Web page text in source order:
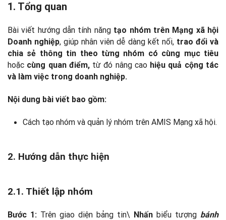
1. Tổng quan
Bài viết hướng dẫn tính năng tạo nhóm trên Mạng xã hội
Doanh nghiệp, giúp nhân viên dễ dàng kết nối, trao đổi và
chia sẻ thông tin theo từng nhóm có cùng mục tiêu
hoặc cùng quan điểm,từ đó nâng cao hiệu quả cộng tác
và làm việc trong doanh nghiệp.
Nội dung bài viết bao gồm:
Cách tạo nhóm và quản lý nhóm trên AMIS Mạng xã hội.
2. Hướng dẫn thực hiện
2.1. Thiết lập nhóm
Bước 1: Trên giao diện bảng tin\ Nhấn biểu tượng bánh